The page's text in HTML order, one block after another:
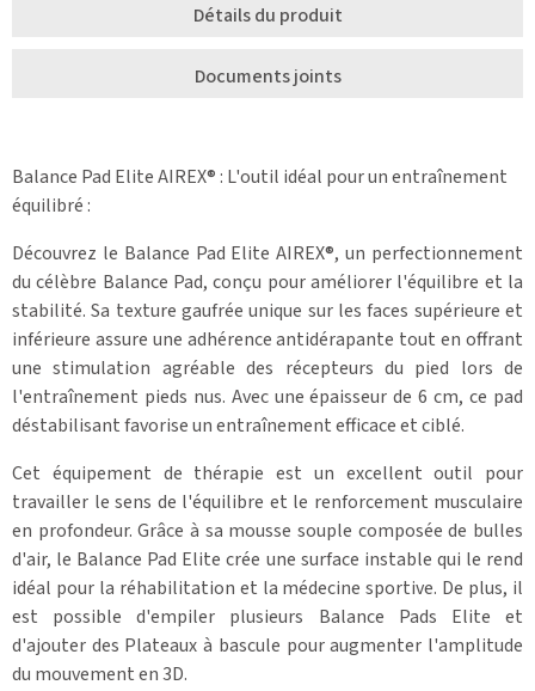
Détails du produit
Documents joints
Balance Pad Elite AIREX® : L'outil idéal pour un entraînement
équilibré :
Découvrez le Balance Pad Elite AIREX®, un perfectionnement
du célèbre Balance Pad, conçu pour améliorer l'équilibre et la
stabilité. Sa texture gaufrée unique sur les faces supérieure et
inférieure assure une adhérence antidérapante tout en offrant
une stimulation agréable des récepteurs du pied lors de
l'entraînement pieds nus. Avec une épaisseur de 6 cm, ce pad
déstabilisant favorise un entraînement efficace et ciblé.
Cet équipement de thérapie est un excellent outil pour
travailler le sens de l'équilibre et le renforcement musculaire
en profondeur. Grâce à sa mousse souple composée de bulles
d'air, le Balance Pad Elite crée une surface instable qui le rend
idéal pour la réhabilitation et la médecine sportive. De plus, il
est possible d'empiler plusieurs Balance Pads Elite et
d'ajouter des Plateaux à bascule pour augmenter l'amplitude
du mouvement en 3D.